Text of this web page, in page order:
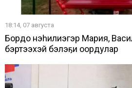
18:14, 07 августа
Бордоҥ нэһилиэгэр Мария,
бэртээхэй бэлэҕи оҥордулар